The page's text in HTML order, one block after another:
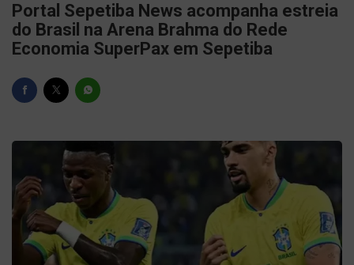
Portal Sepetiba News acompanha estreia
do Brasil na Arena Brahma do Rede
Economia SuperPax em Sepetiba